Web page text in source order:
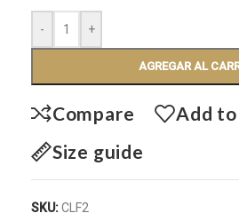
- +
AGREGAR AL
Compare
Add
Size guide
SKU:CLF2